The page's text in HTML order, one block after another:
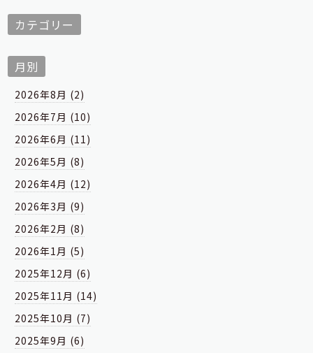
カテゴリー
月別
2026年8月 (2)
2026年7月 (10)
2026年6月 (11)
2026年5月 (8)
2026年4月 (12)
2026年3月 (9)
2026年2月 (8)
2026年1月 (5)
2025年12月 (6)
2025年11月 (14)
2025年10月 (7)
2025年9月 (6)